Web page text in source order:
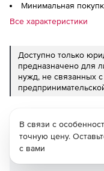
Минимальная
Все характеристики
Доступно только
предназначено для
нужд, не связанных
В связи с
точную цену.
с вами